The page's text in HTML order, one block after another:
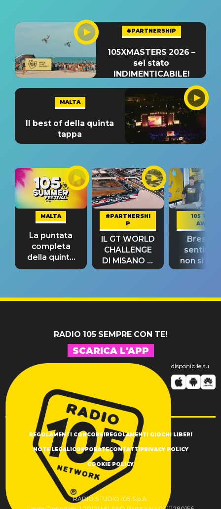
#PARTNERSHIP
105XMASTERS 2026 –
sei stato
INDIMENTICABILE!
MALTA
Il best of della quinta
tappa
MALTA
La puntata
completa
della quinta
tappa
#PARTNERSHI
P
IL GT WORLD
CHALLENGE
DI MISANO si
riconferma
105 TAKE
AWAY
Bresh:
non si
fino alla
RADIO 105 SEMPRE CON TE!
SCARICA L'APP
disponibile su
REGOLAMENTI CONCORSIREGOLAMENTI GIOCHI LIBERI
NOTE LEGALICORPORATECONTATTIPRIVACY POLICY
COOKIE POLICY
RADIO STUDIO 105 S.p.A.